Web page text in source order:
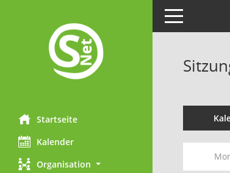
Startseite
Kalender
Organisation
Toggle navigation